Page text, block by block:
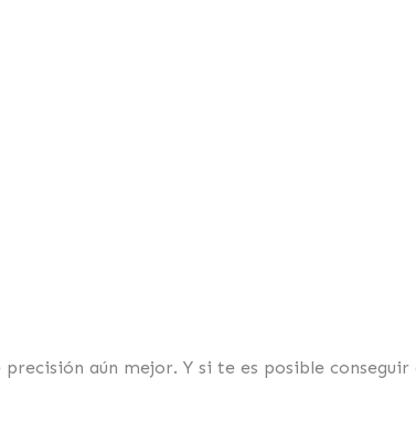
aún mejor. Y si te es posible